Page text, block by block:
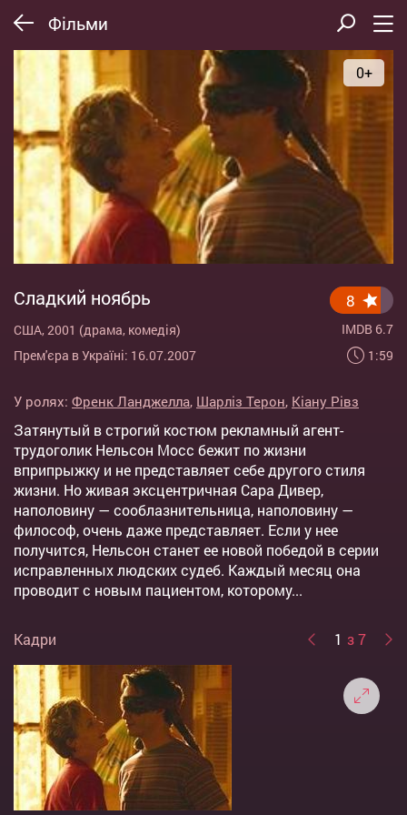
Фільми
0+
Сладкий ноябрь
США, 2001 (драма, комедія)
Прем'єра в Україні: 16.07.2007
8
IMDB 6.7
1:59
У ролях: Френк Ланджелла, Шарліз Терон, Кіану Рівз
Затянутый в строгий костюм рекламный агент-
трудоголик Нельсон Мосс бежит по жизни
вприпрыжку и не представляет себе другого стиля
жизни. Но живая эксцентричная Сара Дивер,
наполовину — сооблазнительница, наполовину —
философ, очень даже представляет. Если у нее
получится, Нельсон станет ее новой победой в серии
исправленных людских судеб. Каждый месяц она
проводит с новым пациентом, которому...
Кадри 1 з 7